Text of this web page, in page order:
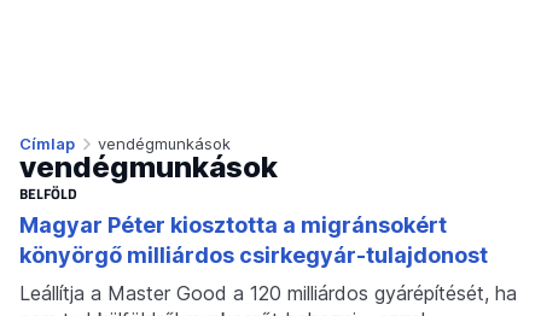
Címlap vendégmunkások
vendégmunkások
BELFÖLD
Magyar Péter kiosztotta a migránsokért
könyörgő milliárdos csirkegyár-tulajdonost
Leállítja a Master Good a 120 milliárdos gyárépítését, ha